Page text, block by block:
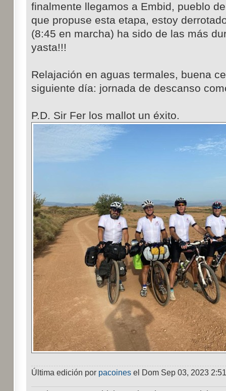
finalmente llegamos a Embid, pueblo
que propuse esta etapa, estoy
(8:45 en marcha) ha sido de las más
yasta!!!
Relajación en aguas termales, buena
siguiente día: jornada de descanso
P.D. Sir Fer los mallot un éxito.
Última edición por pacoinesel Dom Sep 03, 2023